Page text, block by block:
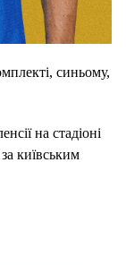
синьому,
на стадіоні
київським